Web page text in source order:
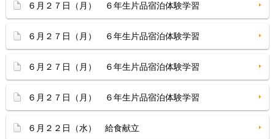
６月２７日（月） ６年生片品宿泊体験学習
６月２７日（月） ６年生片品宿泊体験学習
６月２７日（月） ６年生片品宿泊体験学習
６月２７日（月） ６年生片品宿泊体験学習
６月２２日（水） 給食献立